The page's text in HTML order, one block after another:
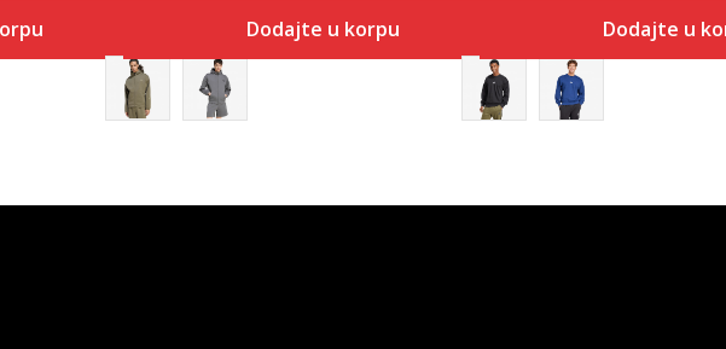
Dodajte u korpu Dodajte u